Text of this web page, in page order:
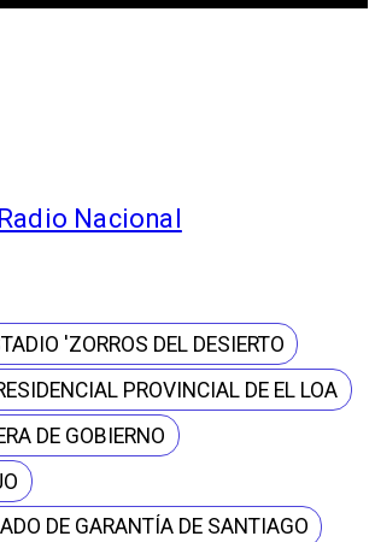
Nacional
'ZORROS DEL DESIERTO
PROVINCIAL DE EL LOA
DE GOBIERNO
DE GARANTÍA DE SANTIAGO